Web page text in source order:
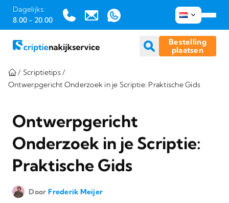
naar
Dagelijks:
8.00 - 20.00
Bestelling
plaatsen
/ Scriptietips/
Ontwerpgericht Onderzoek in je Scriptie: Praktische Gids
Ontwerpgericht
Onderzoek in je Scriptie:
Praktische Gids
Door Frederik Meijer